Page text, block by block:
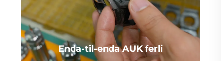
Enda-til-enda AUK ferli